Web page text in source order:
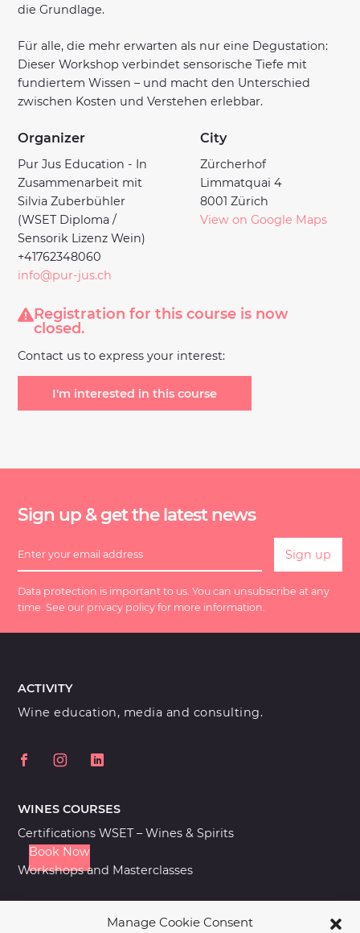
Manage Cookie Consent
die Grundlage.
Für alle, die mehr erwarten als nur eine Degustation:
Dieser Workshop verbindet sensorische Tiefe mit
fundiertem Wissen – und macht den Unterschied
zwischen Kosten und Verstehen erlebbar.
Organizer
Pur Jus Education - In
Zusammenarbeit mit
Silvia Zuberbühler
(WSET Diploma /
Sensorik Lizenz Wein)
+41762348060
info@pur-jus.ch
City
Zürcherhof
Limmatquai 4
8001 Zürich
View on Google Maps
Registration for this course is now
closed.
Contact us to express your interest:
I'm interested in this course
Sign up & get the latest news
Data protection is important to us. You can unsubscribe at any
time. See our privacy policyfor more information.
ACTIVITY
Wine education, media and consulting.
WINES COURSES
Certifications WSET – Wines & Spirits
Book Now
Workshops and Masterclasses